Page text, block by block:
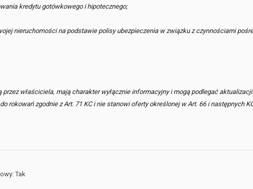
kredytu gotówkowego i hipotecznego;
nieruchomości na podstawie polisy ubezpieczenia w związku z czynnościami
właściciela, mają charakter wyłącznie informacyjny i mogą podlegać aktualizacji.
rokowań zgodnie z Art. 71 KC i nie stanowi oferty określonej w Art. 66 i następnych
Tak